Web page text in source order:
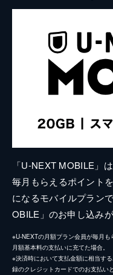
「U-NEXT MOBILE」
毎月もらえるポイント
になるモバイルプラン
OBILE」のお申し込み
※U-NEXTの月額プラン会員が毎月
月額基本料の支払いに充てた場合。
※決済時において支払金額に相当す
録のクレジットカードでのお支払い